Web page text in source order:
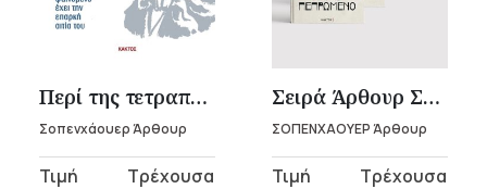
Περί της τετραπλής ρίζας του αποχρώντος λόγου
Σοπενχάουερ Άρθουρ
Original
Η
Σειρά Άρθουρ Σοπενχάουερ (5 βιβλία)
ΣΟΠΕΝΧΑΟΥΕΡ Άρθουρ
Original
Η